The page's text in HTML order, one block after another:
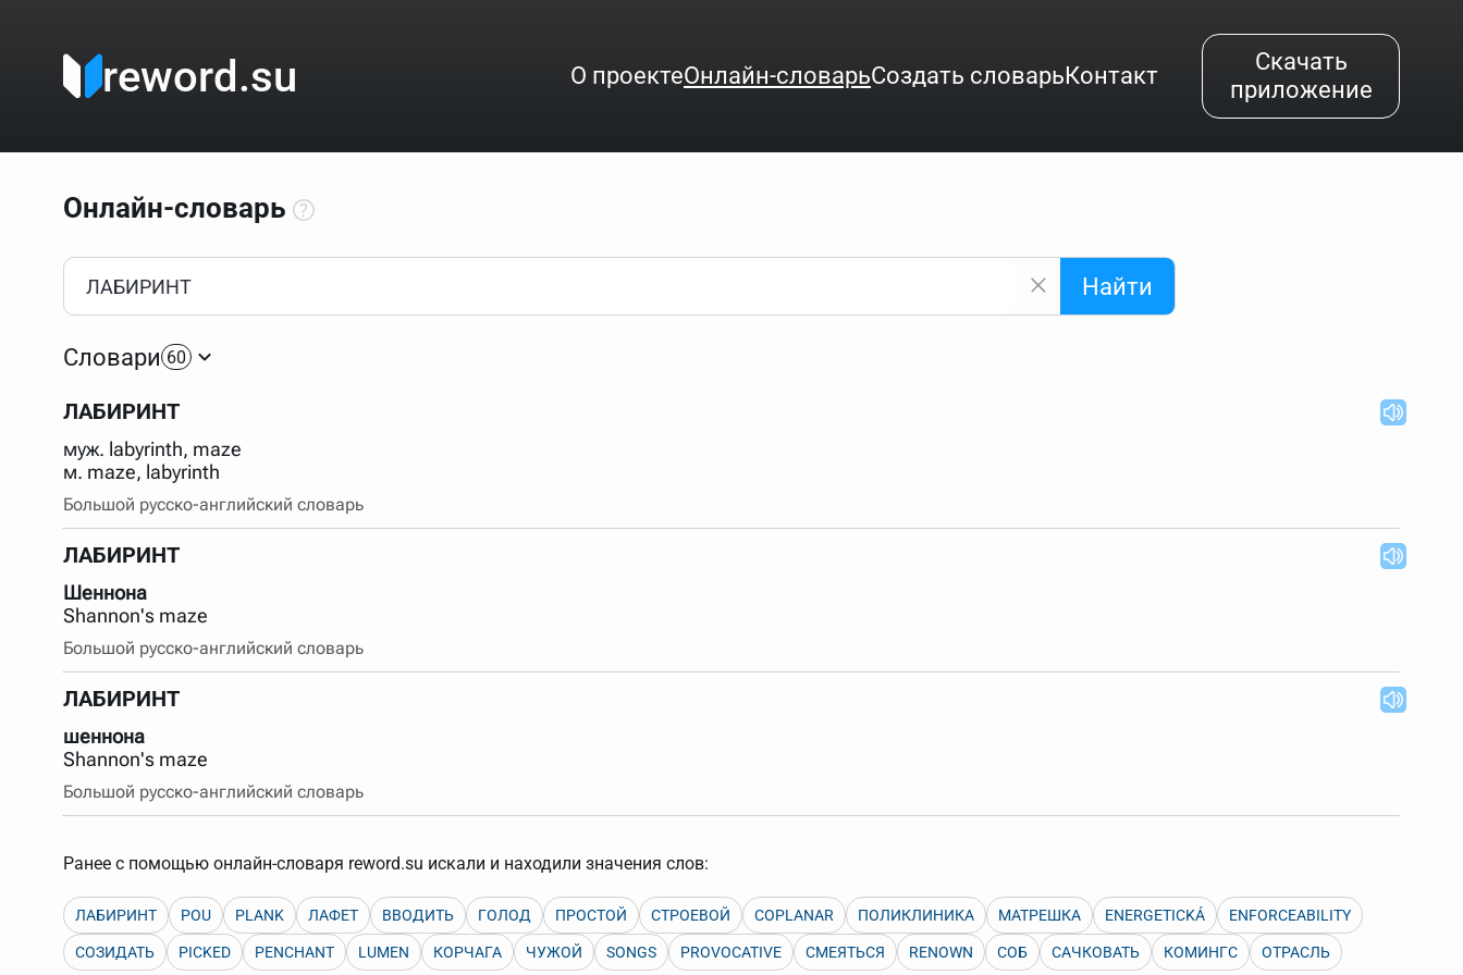
reword.su О проектеОнлайн-словарьСоздать словарьКонтакт
Скачать
приложение
Онлайн-словарь
Как пользоваться онлайн-словарём?
Прежде всего, начните вводить слово, значение которого интересует. Система автоматически подберёт варианты по начальным буквам и покажет их во всплывающем меню.
Если точное написание слова неизвестно (как в кроссворде), неизвестную букву можно заменить подстановочным знаком звёздочкой (*), а несколько неизвестных букв —
Для более сложных случаев существует возможность указывать несколько слов в запросе. Например, если написать в строке запроса "Пушкин поэт" и нажать "Найти", выведутся
В сложных запросах тоже могут присутствовать неизвестные буквы. Например, в кроссворде есть слово "***м***ов", в задании "русский поэт 19 века". Пишем в Reword первым
словом "***м***ов", далее через пробел "поэт". Получается "***м***ов поэт" (без кавычек). Нажимаем "Найти" и получаем статью "Лермонтов" и не только.
Порядок словарей можно изменять, перетаскивая словарь вверх или вниз за прямоугольник слева от названия словаря. Также можно выключать ненужные словари.
Найти
Словари 60
ЛАБИРИНТ
муж. labyrinth, maze
м. maze, labyrinth
Большой русско-английский словарь
ЛАБИРИНТ
Шеннона
Shannon's maze
Большой русско-английский словарь
ЛАБИРИНТ
шеннона
Shannon's maze
Большой русско-английский словарь
Ранее с помощью онлайн-словаря reword.su искали и находили значения слов:
ЛАБИРИНТ POU PLANK ЛАФЕТ ВВОДИТЬ ГОЛОД ПРОСТОЙ СТРОЕВОЙ COPLANAR ПОЛИКЛИНИКА МАТРЕШКА ENERGETICKÁ ENFORCEABILITY
СОЗИДАТЬ PICKED PENCHANT LUMEN КОРЧАГА ЧУЖОЙ SONGS PROVOCATIVE СМЕЯТЬСЯ RENOWN СОБ САЧКОВАТЬ КОМИНГС ОТРАСЛЬ